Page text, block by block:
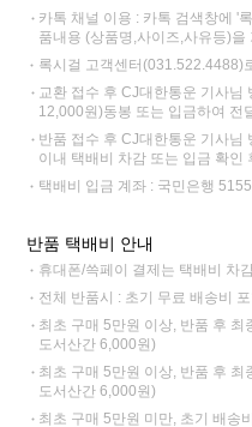
카톡 채널 이용 : 카톡 검색창에 '
품내용 (상품명,사이즈,사유등)을
록시걸 고객센터(031.522.4488)
교환 접수 후 CJ대한통운 기사
12,000원)동봉 또는 입금하여 전
반품 접수 후 CJ대한통운 기사님
이내 택배비 차감 또는 입금 확인
택배비 입금 계좌 : 국민은행
반품 택배비 안내
휴대폰/쓱페이 결제는 택배비 차
전체 반품시 : 초기 무료 배송비
최초 구매 5만원 이상, 반품 후 최
도서산간 6,000원)
최초 구매 5만원 이상, 반품 후 최
도서산간 6,000원)
최초 구매 5만원 미만, 초기 배송